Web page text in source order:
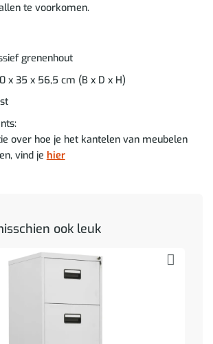
te voorkomen.
grenenhout
x 35 x 56,5 cm (B x D x H)
over hoe je het kantelen van meubelen
vind je hier
ook leuk